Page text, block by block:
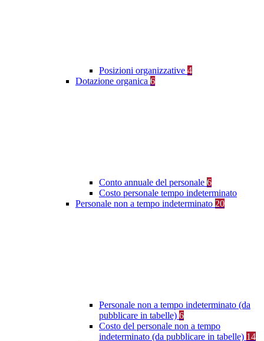
Posizioni organizzative 4
Dotazione organica 6
Conto annuale del personale 6
Costo personale tempo indeterminato
Personale non a tempo indeterminato 20
Personale non a tempo indeterminato (da
pubblicare in tabelle) 6
Costo del personale non a tempo
indeterminato (da pubblicare in tabelle) 14